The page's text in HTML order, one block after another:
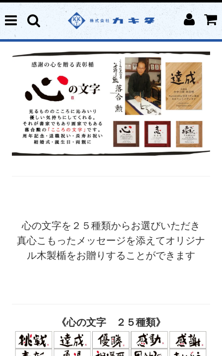
心の文字を２５種類からお選びいただき
真心こもったメッセージを添えてオリジナ
ル木製楯をお贈りすることができます
《心の文字 ２５種類》